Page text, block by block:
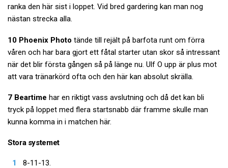
ranka den här sist i loppet. Vid bred gardering kan man nog
nästan strecka alla.
10 Phoenix Photo tände till rejält på barfota runt om förra
våren och har bara gjort ett fåtal starter utan skor så intressant
när det blir första gången så på länge nu. Ulf O upp är plus mot
att vara tränarkörd ofta och den här kan absolut skrälla.
7 Beartime har en riktigt vass avslutning och då det kan bli
tryck på loppet med flera startsnabb där framme skulle man
kunna komma in i matchen här.
Stora systemet
8-11-13.